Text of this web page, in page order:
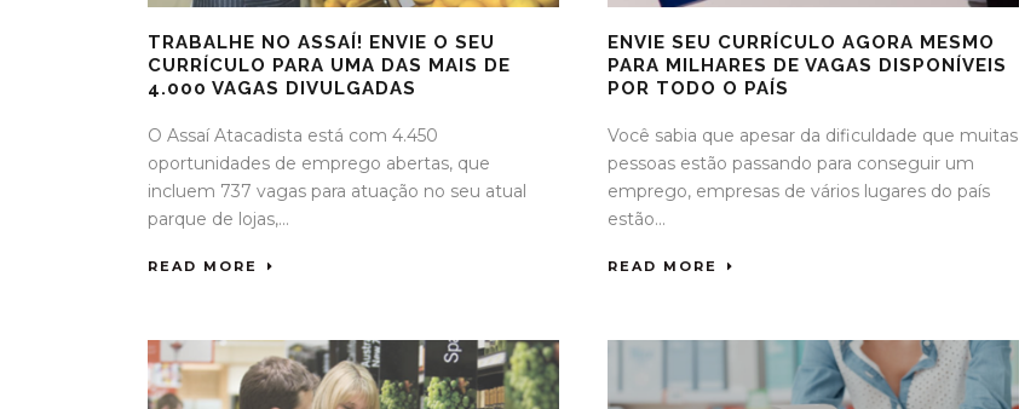
TRABALHE NO ASSAÍ! ENVIE O SEU
CURRÍCULO PARA UMA DAS MAIS DE
4.000 VAGAS DIVULGADAS
O Assaí Atacadista está com 4.450
oportunidades de emprego abertas, que
incluem 737 vagas para atuação no seu atual
parque de lojas,...
READ MORE
ENVIE SEU CURRÍCULO AGORA MESMO
PARA MILHARES DE VAGAS DISPONÍVEIS
POR TODO O PAÍS
Você sabia que apesar da dificuldade que muitas
pessoas estão passando para conseguir um
emprego, empresas de vários lugares do país
estão...
READ MORE